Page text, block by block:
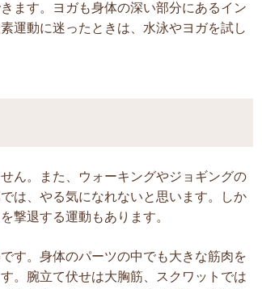
ます。ヨガも身体の深い部分にあるイン
運動に迷ったときは、水泳やヨガを試し
ん。また、ウォーキングやジョギングの
は、やる気になれないと思います。しか
撃退する運動もあります。
す。身体のパーツの中でも大きな筋肉を
。腕立て伏せは大胸筋、スクワットでは